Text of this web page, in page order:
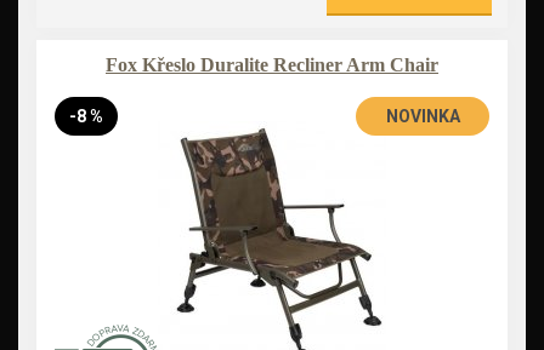
Fox Křeslo Duralite Recliner Arm Chair
-8 % NOVINKA